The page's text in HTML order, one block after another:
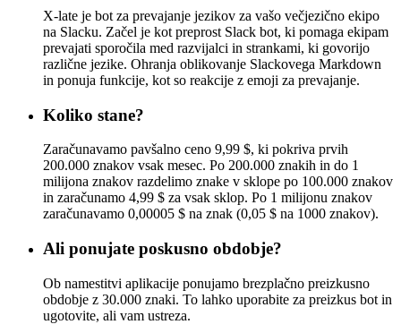
X-late je bot za prevajanje jezikov za vašo večjezično ekipo
na Slacku. Začel je kot preprost Slack bot, ki pomaga ekipam
prevajati sporočila med razvijalci in strankami, ki govorijo
različne jezike. Ohranja oblikovanje Slackovega Markdown
in ponuja funkcije, kot so reakcije z emoji za prevajanje.
Koliko stane?
Zaračunavamo pavšalno ceno 9,99 $, ki pokriva prvih
200.000 znakov vsak mesec. Po 200.000 znakih in do 1
milijona znakov razdelimo znake v sklope po 100.000 znakov
in zaračunamo 4,99 $ za vsak sklop. Po 1 milijonu znakov
zaračunavamo 0,00005 $ na znak (0,05 $ na 1000 znakov).
Ali ponujate poskusno obdobje?
Ob namestitvi aplikacije ponujamo brezplačno preizkusno
obdobje z 30.000 znaki. To lahko uporabite za preizkus bot in
ugotovite, ali vam ustreza.